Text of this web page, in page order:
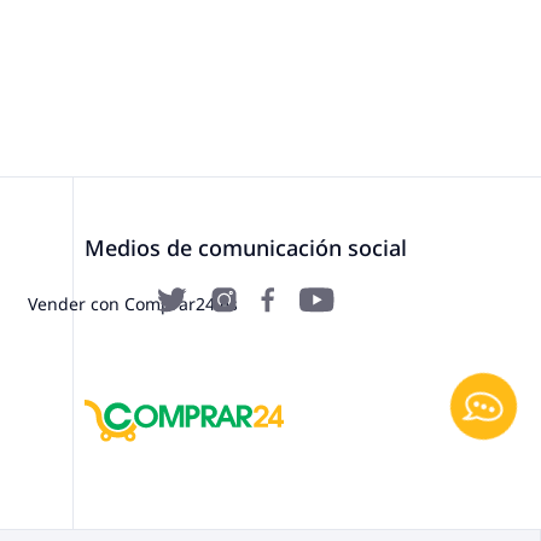
Vender con Comprar24.es
Medios de comunicación social